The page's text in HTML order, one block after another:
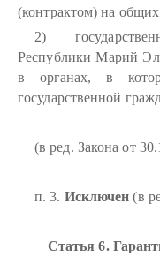
(контрактом) на
2)
Республики Марий
в органах, в
государственной
(в ред. Закона от
п. 3. Исключен (в
Статья 6.